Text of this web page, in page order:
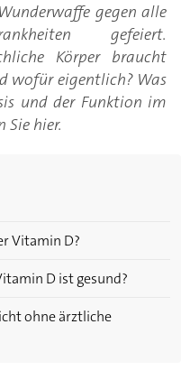
gegen alle
gefeiert.
Körper braucht
wofür eigentlich? Was
und der Funktion im
Sie hier.
Vitamin D?
D ist gesund?
ohne ärztliche